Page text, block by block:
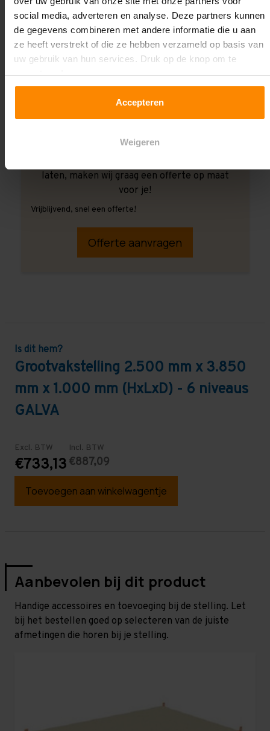
social media, adverteren en analyse. Deze partners kunnen
de gegevens combineren met andere informatie die u aan
ze heeft verstrekt of die ze hebben verzameld op basis van
uw gebruik van hun services. Druk op de knop om te
accepteren!
Accepteren
Weigeren
laten, maken wij graag een offerte op maat
voor je!
Vrijblijvend, snel een offerte!
Offerte aanvragen
Is dit hem?
Grootvakstelling 2.500 mm x 3.850
mm x 1.000 mm (HxLxD) - 6 niveaus
GALVA
Excl. BTW
€733,13
Incl. BTW
€887,09
Toevoegen aan winkelwagentje
Aanbevolen bij dit product
Handige accessoires en toevoeging bij de stelling. Let
bij het bestellen goed op selecteren van de juiste
afmetingen die horen bij je stelling.